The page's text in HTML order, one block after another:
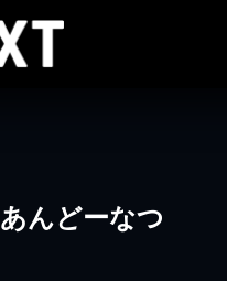
あんどーなつ